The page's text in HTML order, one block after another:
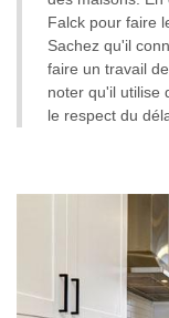
Falck pour faire
Sachez qu'il
faire un travail
noter qu'il utilise
le respect du